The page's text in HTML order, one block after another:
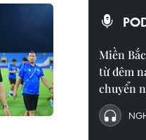
Miền
từ đêm
chuyển